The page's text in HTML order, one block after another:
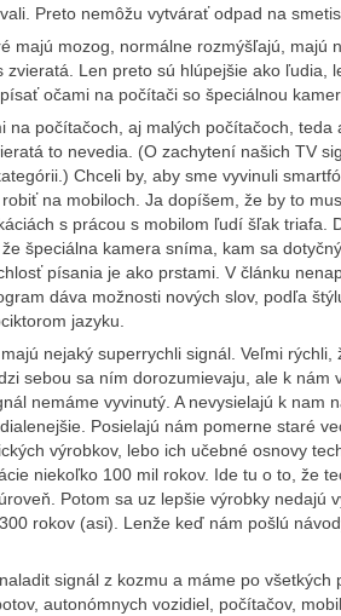
Preto nemôžu vytvárať odpad na
majú mozog, normálne rozmýšľajú, majú
zvieratá. Len preto sú hlúpejšie ako ľudia,
očami na počítači so špeciálnou
na počítačoch, aj malých počítačoch, teda
to nevedia. (O zachytení našich TV
Chceli by, aby sme vyvinuli
na mobiloch. Ja dopíšem, že by to
s prácou s mobilom ľudí šľak triafa.
špeciálna kamera sníma, kam sa
písania je ako prstami. V článku
dáva možnosti nových slov, podľa
jazyku.
nejaký superrychli signál. Veľmi
sebou sa ním dorozumievaju, ale k nám
nemáme vyvinutý. A nevysielajú k nam
Posielajú nám pomerne staré
výrobkov, lebo ich učebné osnovy
niekoľko 100 mil rokov. Ide tu o to, že
Potom sa uz lepšie výrobky nedajú
rokov (asi). Lenže keď nám pošlú
signál z kozmu a máme po všetkých
autonómnych vozidiel, počítačov,